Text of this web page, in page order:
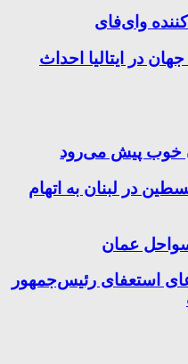
وای‌فای
در ایتالیا احداث
خوب پیش می‌رود
در لبنان به اتهام
سواحل عمان
استعفای رئیس‌جمهور